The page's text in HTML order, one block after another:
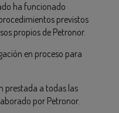
ha funcionado
previstos
propios de Petronor.
en proceso para
prestada a todas las
por Petronor.